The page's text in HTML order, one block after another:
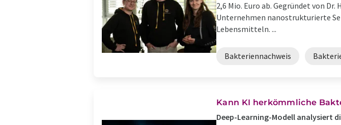
2,6 Mio. Euro ab. Gegründet von
Unternehmen nanostrukturierte
Lebensmitteln. ...
Bakteriennachweis
Kann KI herkömmliche
Deep-Learning-Modell analysiert